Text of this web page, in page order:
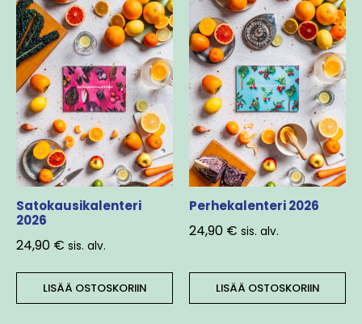
Satokausikalenteri
2026
24,90 € sis. alv.
LISÄÄ OSTOSKORIIN
Perhekalenteri 2026
24,90 € sis. alv.
LISÄÄ OSTOSKORIIN